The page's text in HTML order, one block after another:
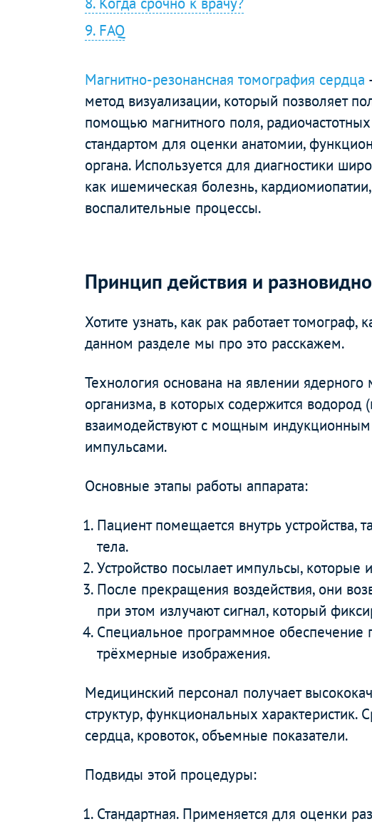
9. FAQ
Магнитно-резонансная томография сердца
метод визуализации, который позволяет
помощью магнитного поля,
стандартом для оценки анатомии,
органа. Используется для диагностики
как ишемическая болезнь,
воспалительные процессы.
Принцип действия и
Хотите узнать, как рак работает томограф,
данном разделе мы про это расскажем.
Технология основана на явлении ядерного
организма, в которых содержится
взаимодействуют с мощным
импульсами.
Основные этапы работы аппарата:
Пациент помещается внутрь устройства,
тела.
Устройство посылает импульсы,
После прекращения воздействия, они
при этом излучают сигнал, который
Специальное программное обеспечение
трёхмерные изображения.
Медицинский персонал получает
структур, функциональных характеристик.
сердца, кровоток, объемные показатели.
Подвиды этой процедуры:
Стандартная. Применяется для оценки